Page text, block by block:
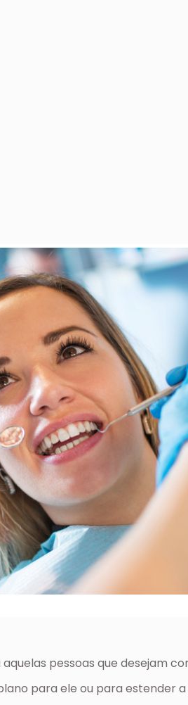
pessoas que desejam
para ele ou para estender